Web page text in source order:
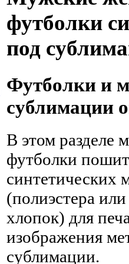
футболки
под
Футболки и
сублимации
В этом разделе
футболки
синтетических
(полиэстера
хлопок) для
изображения
сублимации.